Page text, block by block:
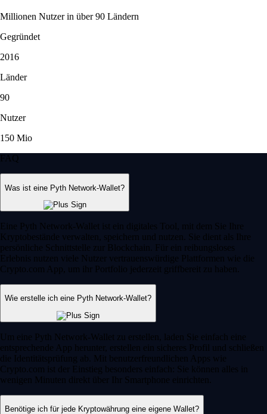
Millionen Nutzer in über 90 Ländern
Gegründet
2016
Länder
90
Nutzer
150 Mio
FAQ
Was ist eine Pyth Network-Wallet?
Eine Pyth Network-Wallet ist ein digitales Tool, mit dem Sie Ihre
Kryptobestände verwalten, speichern und nutzen. Sie dient als Ihre
persönliche Schnittstelle zur Blockchain. Für ein reibungsloses
Erlebnis nutzen viele Nutzer vertrauenswürdige Plattformen wie die
Crypto.com App, um ihr Portfolio jederzeit griffbereit zu haben.
Wie erstelle ich eine Pyth Network-Wallet?
Um eine Pyth Network-Wallet zu erstellen, laden Sie einfach eine
entsprechende App herunter, erstellen ein sicheres Profil und schließen
die Identitätsprüfung ab. Mit benutzerfreundlichen Apps wie
Crypto.com ist der Einstieg besonders einfach: Sie können alles in
wenigen Minuten direkt über Ihr Smartphone einrichten.
Benötige ich für jede Kryptowährung eine eigene Wallet?